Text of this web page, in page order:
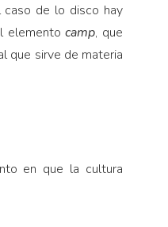
de lo disco hay
elementocamp, que
que sirve de materia
en que la cultura